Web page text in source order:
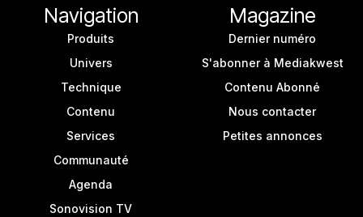
Navigation
Produits
Univers
Technique
Contenu
Services
Communauté
Agenda
Sonovision TV
Magazine
Dernier numéro
S'abonner à Mediakwest
Contenu Abonné
Nous contacter
Petites annonces